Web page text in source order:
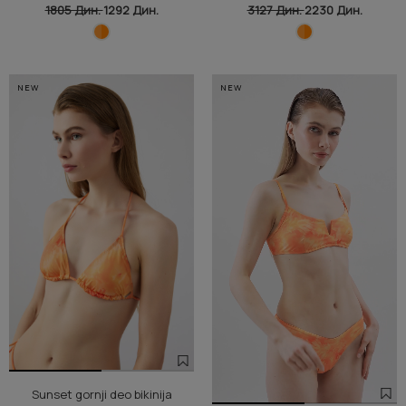
1805 Дин.1292 Дин. 3127 Дин.2230 Дин.
NEW
Sunset gornji deo bikinija
NEW